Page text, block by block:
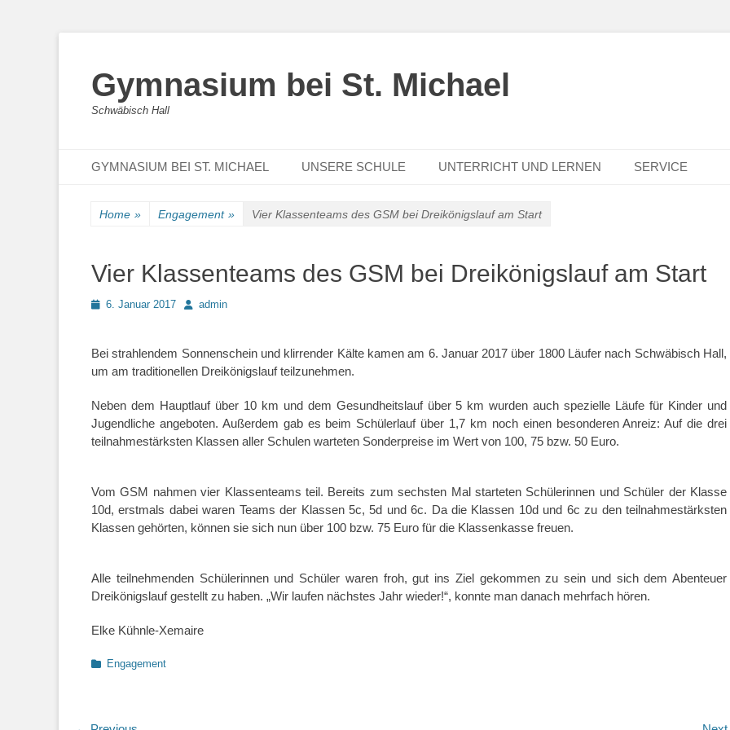
Gymnasium bei St. Michael
Schwäbisch Hall
Primary Menu
GYMNASIUM BEI ST. MICHAEL UNSERE SCHULE UNTERRICHT UND LERNEN SERVICE
Home » Engagement » Vier Klassenteams des GSM bei Dreikönigslauf am Start
Vier Klassenteams des GSM bei Dreikönigslauf am Start
Posted6. Januar 2017 Authoradmin
Bei strahlendem Sonnenschein und klirrender Kälte kamen am 6. Januar 2017 über 1800 Läufer nach Schwäbisch Hall,
um am traditionellen Dreikönigslauf teilzunehmen.
Neben dem Hauptlauf über 10 km und dem Gesundheitslauf über 5 km wurden auch spezielle Läufe für Kinder und
Jugendliche angeboten. Außerdem gab es beim Schülerlauf über 1,7 km noch einen besonderen Anreiz: Auf die drei
teilnahmestärksten Klassen aller Schulen warteten Sonderpreise im Wert von 100, 75 bzw. 50 Euro.
Vom GSM nahmen vier Klassenteams teil. Bereits zum sechsten Mal starteten Schülerinnen und Schüler der Klasse
10d, erstmals dabei waren Teams der Klassen 5c, 5d und 6c. Da die Klassen 10d und 6c zu den teilnahmestärksten
Klassen gehörten, können sie sich nun über 100 bzw. 75 Euro für die Klassenkasse freuen.
Alle teilnehmenden Schülerinnen und Schüler waren froh, gut ins Ziel gekommen zu sein und sich dem Abenteuer
Dreikönigslauf gestellt zu haben. „Wir laufen nächstes Jahr wieder!“, konnte man danach mehrfach hören.
Elke Kühnle-Xemaire
Categories
Engagement